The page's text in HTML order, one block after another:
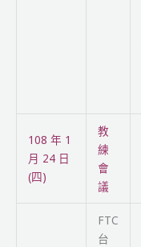
108 年 1
月 24 日
(四)
教
練
會
議
FTC
台